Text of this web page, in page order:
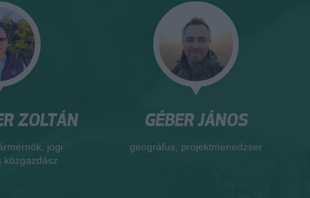
ZOLTÁN
jogi
közgazdász
GÉBER JÁNOS
geográfus, projektmenedzser